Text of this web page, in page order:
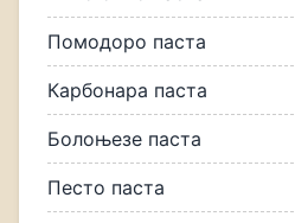
Помодоро паста
Карбонара паста
Болоњезе паста
Песто паста